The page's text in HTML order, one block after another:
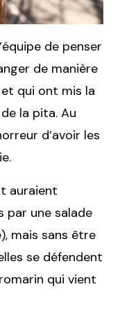
de penser
de manière
qui ont mis la
la pita. Au
d’avoir les
auraient
par une salade
mais sans être
se défendent
qui vient